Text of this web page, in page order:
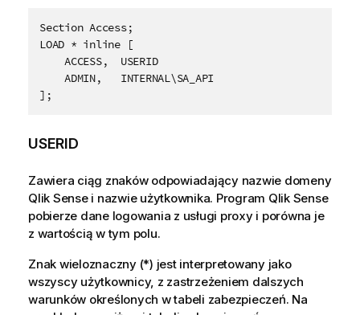
Section Access;
LOAD * inline [
    ACCESS,  USERID
    ADMIN,   INTERNAL\SA_API
USERID
Zawiera ciąg znaków odpowiadający nazwie domeny
Qlik Sensei nazwie użytkownika. Program Qlik Sense
pobierze dane logowania z usługi proxy i porówna je
z wartością w tym polu.
Znak wieloznaczny (*) jest interpretowany jako
wszyscy użytkownicy, z zastrzeżeniem dalszych
warunków określonych w tabeli zabezpieczeń. Na